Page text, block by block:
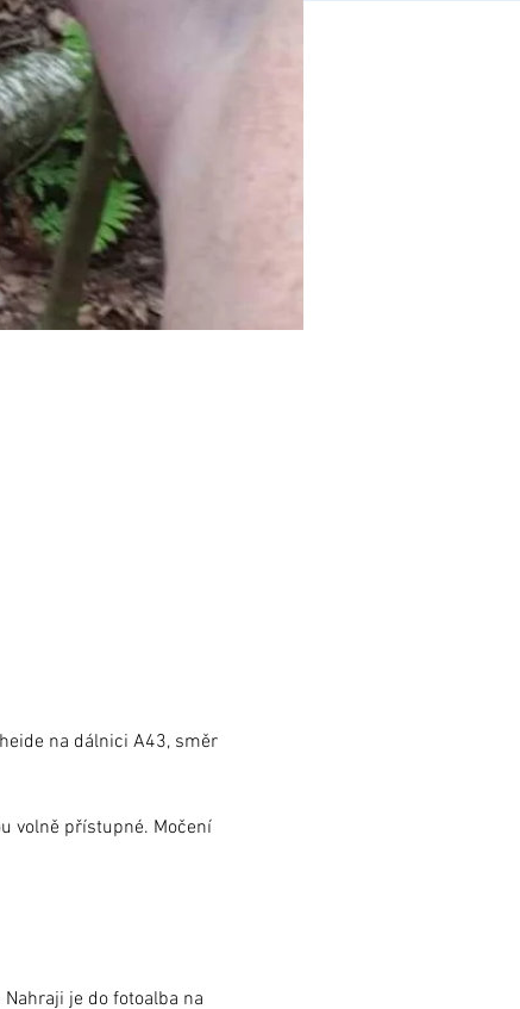
na dálnici A43, směr
volně přístupné. Močení
je do fotoalba na